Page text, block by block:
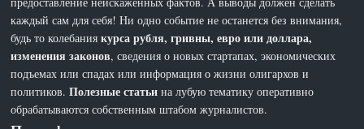
каждый сам для себя! Ни одно событие не останется без внимания,
будь то колебаниякурса рубля, гривны, евро или доллара,
изменения законов, сведения о новых стартапах, экономических
подъемах или спадах или информация о жизни олигархов и
политиков.Полезные статьи на лубую тематику оперативно
обрабатываются собственным штабом журналистов.